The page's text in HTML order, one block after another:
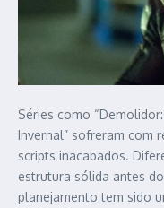
Séries como
Invernal” sofreram com
scripts inacabados.
estrutura sólida antes
planejamento tem sido